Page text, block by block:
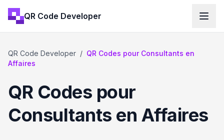
QR Code Developer
QR Code Developer / QR Codes pour Consultants en
Affaires
QR Codes pour
Consultants en Affaires